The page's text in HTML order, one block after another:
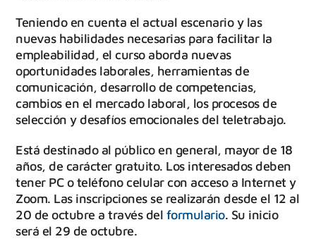
Teniendo en cuenta el actual escenario y las
nuevas habilidades necesarias para facilitar la
empleabilidad, el curso aborda nuevas
oportunidades laborales, herramientas de
comunicación, desarrollo de competencias,
cambios en el mercado laboral, los procesos de
selección y desafíos emocionales del teletrabajo.
Está destinado al público en general, mayor de 18
años, de carácter gratuito. Los interesados deben
tener PC o teléfono celular con acceso a Internet y
Zoom. Las inscripciones se realizarán desde el 12 al
20 de octubre a través del formulario. Su inicio
será el 29 de octubre.